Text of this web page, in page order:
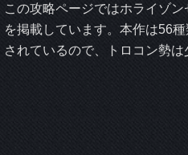
この攻略ページではホライゾ
を掲載しています。本作は56
されているので、トロコン勢は